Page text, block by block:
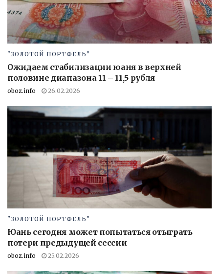
"ЗОЛОТОЙ ПОРТФЕЛЬ"
Ожидаем стабилизации юаня в верхней
половине диапазона 11 – 11,5 рубля
oboz.info 26.02.2026
"ЗОЛОТОЙ ПОРТФЕЛЬ"
Юань сегодня может попытаться отыграть
потери предыдущей сессии
oboz.info 25.02.2026